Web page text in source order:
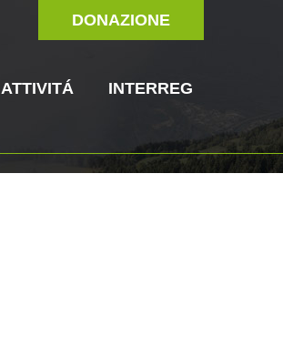
DONAZIONE
ATTIVITÁ INTERREG